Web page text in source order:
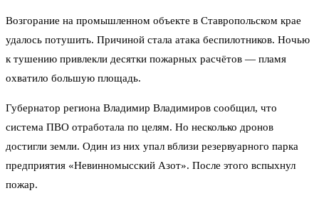
Возгорание на промышленном объекте в Ставропольском крае
удалось потушить. Причиной стала атака беспилотников. Ночью
к тушению привлекли десятки пожарных расчётов — пламя
охватило большую площадь.
Губернатор региона Владимир Владимиров сообщил, что
система ПВО отработала по целям. Но несколько дронов
достигли земли. Один из них упал вблизи резервуарного парка
предприятия «Невинномысский Азот». После этого вспыхнул
пожар.